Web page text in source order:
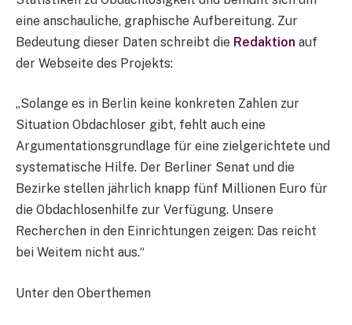
eine anschauliche, graphische Aufbereitung. Zur
Bedeutung dieser Daten schreibt die Redaktion auf
der Webseite des Projekts:
„Solange es in Berlin keine konkreten Zahlen zur
Situation Obdachloser gibt, fehlt auch eine
Argumentationsgrundlage für eine zielgerichtete und
systematische Hilfe. Der Berliner Senat und die
Bezirke stellen jährlich knapp fünf Millionen Euro für
die Obdachlosenhilfe zur Verfügung. Unsere
Recherchen in den Einrichtungen zeigen: Das reicht
bei Weitem nicht aus.“
Unter den Oberthemen